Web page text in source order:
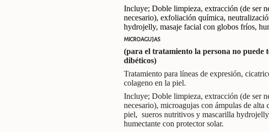
Incluye; Doble limpieza, extracción (de ser
necesario), exfoliación química,
hydrojelly, masaje facial con globos fríos,
MICROAGUJAS
(para el tratamiento la persona no puede
dibéticos)
Tratamiento para líneas de expresión,
colageno en la piel.
Incluye; Doble limpieza, extracción (de ser
necesario), microagujas con ámpulas de alta
piel, sueros nutritivos y mascarilla
humectante con protector solar.